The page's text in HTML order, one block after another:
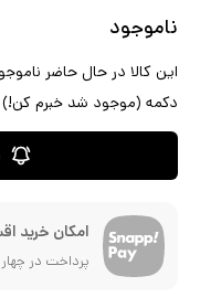
ناموجود
این کالا در حال حاضر
دکمه (موجود شد خبرم
امکان خرید
پرداخت در